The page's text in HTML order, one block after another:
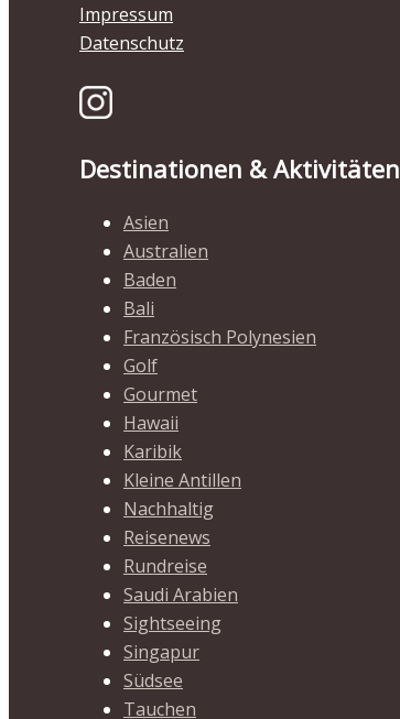
Impressum
Datenschutz
Destinationen & Aktivitäten
Asien
Australien
Baden
Bali
Französisch Polynesien
Golf
Gourmet
Hawaii
Karibik
Kleine Antillen
Nachhaltig
Reisenews
Rundreise
Saudi Arabien
Sightseeing
Singapur
Südsee
Tauchen